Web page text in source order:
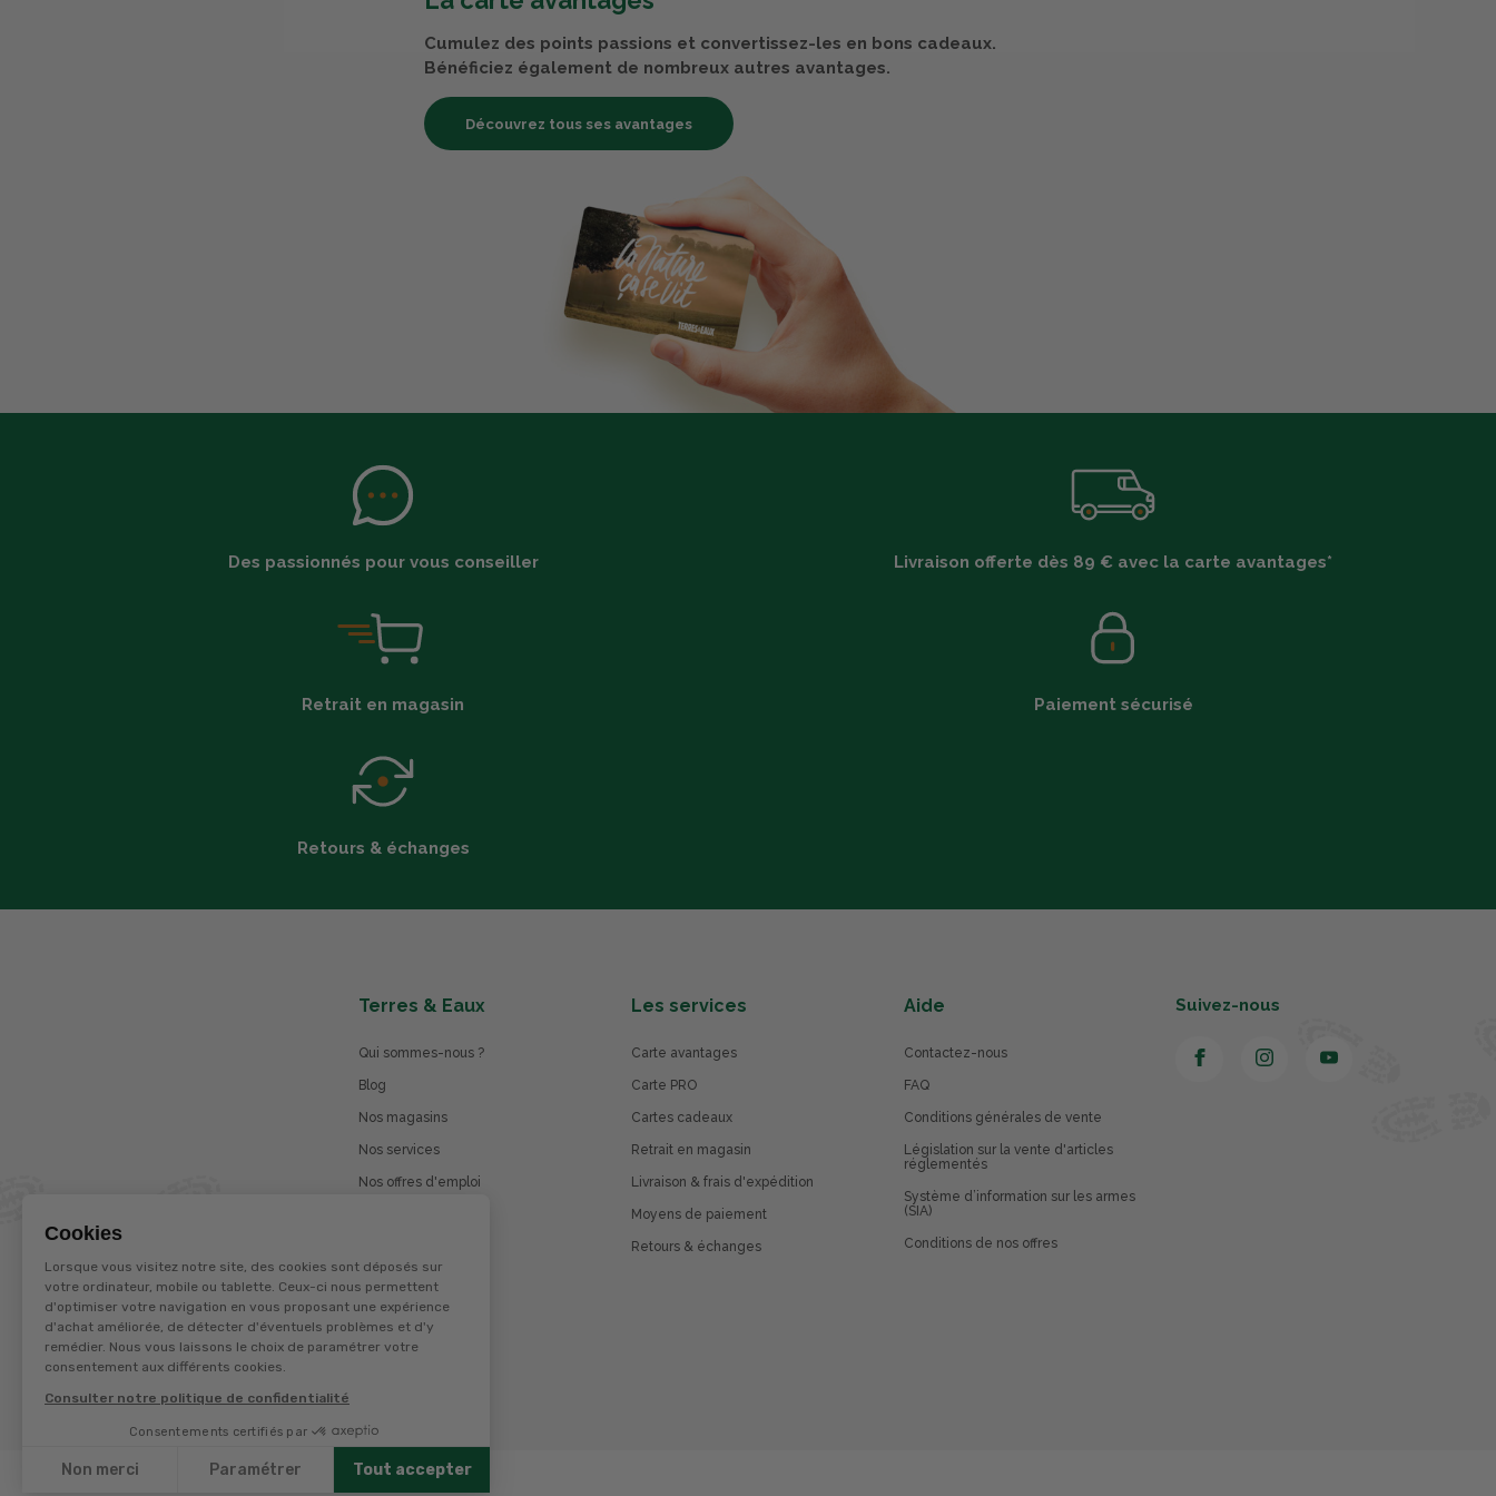
Cookies
Lorsque vous visitez notre site, des cookies sont déposés sur
votre ordinateur, mobile ou tablette. Ceux-ci nous permettent
d'optimiser votre navigation en vous proposant une expérience
d'achat améliorée, de détecter d'éventuels problèmes et d'y
remédier. Nous vous laissons le choix de paramétrer votre
consentement aux différents cookies.
Consulter notre politique de confidentialité
Consentements certifiés par
Non merci Paramétrer Tout accepter
Cumulez des points passions et convertissez-les en bons cadeaux.
Bénéficiez également de nombreux autres avantages.
Découvrez tous ses avantages
Des passionnés pour vous conseiller Livraison offerte dès 89 € avec la carte avantages*
Retrait en magasin Paiement sécurisé
Retours & échanges
Terres & Eaux
Qui sommes-nous ?
Blog
Nos magasins
Nos services
Nos offres d'emploi
La marque Terzéo
Les services
Carte avantages
Carte PRO
Cartes cadeaux
Retrait en magasin
Livraison & frais d'expédition
Moyens de paiement
Retours & échanges
Aide
Contactez-nous
FAQ
Conditions générales de vente
Législation sur la vente d'articles
réglementés
Système d’information sur les armes
(SIA)
Conditions de nos offres
Suivez-nous
© Terres et eaux 2026
Politique de confidentialité